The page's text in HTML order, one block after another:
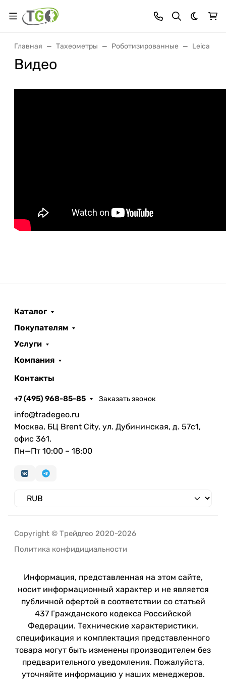
Темная
Главная Тахеометры Роботизированные Leica
Видео
Каталог
Покупателям
Услуги
Компания
Контакты
+7 (495) 968-85-85 Заказать звонок
info@tradegeo.ru
Москва, БЦ Brent City, ул. Дубининская, д. 57с1,
офис 361.
Пн—Пт 10:00 – 18:00
Copyright © Трейдгео 2020-2026
Политика конфидициальности
Информация, представленная на этом сайте,
носит информационный характер и не является
публичной офертой в соответствии со статьей
437 Гражданского кодекса Российской
Федерации. Технические характеристики,
спецификация и комплектация представленного
товара могут быть изменены производителем без
предварительного уведомления. Пожалуйста,
уточняйте информацию у наших менеджеров.